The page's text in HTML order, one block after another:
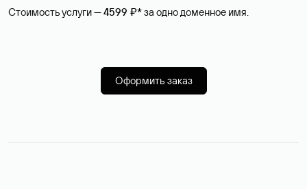
Стоимость услуги —4599 ₽*за одно доменное имя.
Оформить заказ